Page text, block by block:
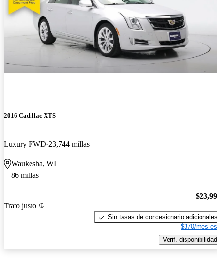
2016 Cadillac XTS
Luxury FWD 23,744 millas
Waukesha, WI
86 millas
Trato justo
Sin tasas de concesionario adicionales
$370/mes
Verif. disponibilidad